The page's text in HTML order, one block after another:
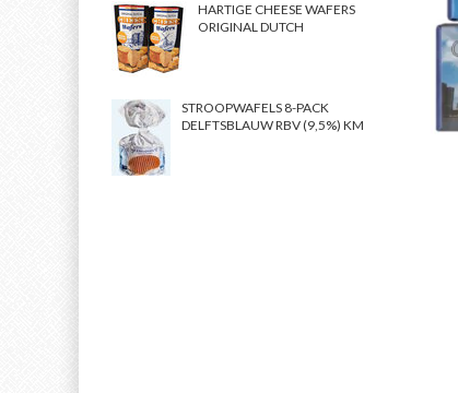
HARTIGE CHEESE WAFERS
ORIGINAL DUTCH
STROOPWAFELS 8-PACK
DELFTSBLAUW RBV (9,5%) KM